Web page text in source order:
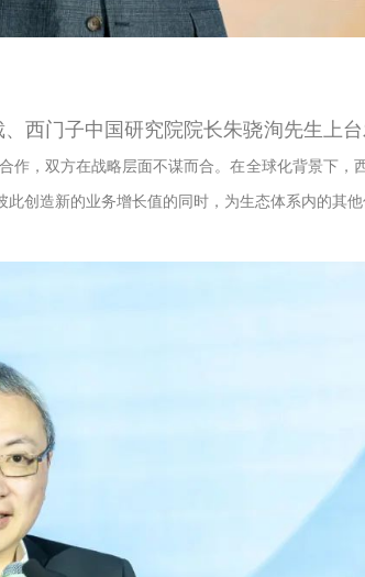
西门子中国研究院院长朱骁洵先生上
作，双方在战略层面不谋而合。在全球化背景下，
创造新的业务增长值的同时，为生态体系内的其他